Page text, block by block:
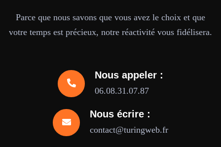
Parce que nous savons que vous avez le choix et que
votre temps est précieux, notre réactivité vous fidélisera.
Nous appeler :
06.08.31.07.87
Nous écrire :
contact@turingweb.fr